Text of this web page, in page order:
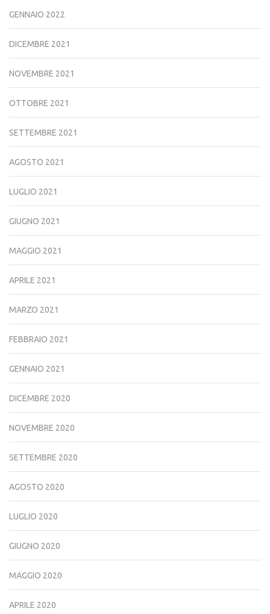
GENNAIO 2022
DICEMBRE 2021
NOVEMBRE 2021
OTTOBRE 2021
SETTEMBRE 2021
AGOSTO 2021
LUGLIO 2021
GIUGNO 2021
MAGGIO 2021
APRILE 2021
MARZO 2021
FEBBRAIO 2021
GENNAIO 2021
DICEMBRE 2020
NOVEMBRE 2020
SETTEMBRE 2020
AGOSTO 2020
LUGLIO 2020
GIUGNO 2020
MAGGIO 2020
APRILE 2020